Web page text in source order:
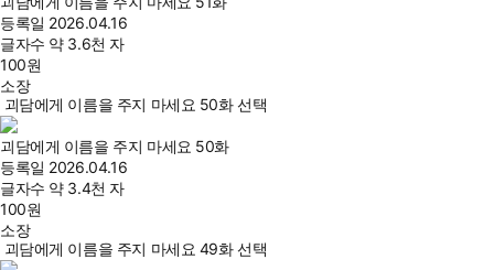
등록일 2026.04.16
글자수 약 3.6천 자
100원
소장
괴담에게 이름을 주지 마세요 50화 선택
괴담에게 이름을 주지 마세요 50화
등록일 2026.04.16
글자수 약 3.4천 자
100원
소장
괴담에게 이름을 주지 마세요 49화 선택